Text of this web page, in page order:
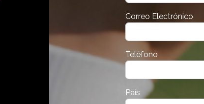
Correo Electrónico
Teléfono
País